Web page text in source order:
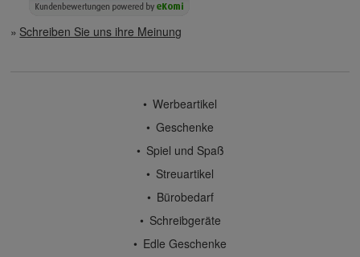
Schreiben Sie uns ihre Meinung
Werbeartikel
Geschenke
Spiel und Spaß
Streuartikel
Bürobedarf
Schreibgeräte
Edle Geschenke